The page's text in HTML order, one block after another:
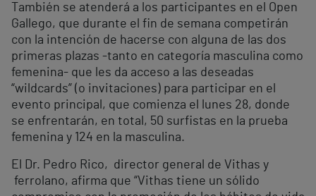
También se atenderá a los participantes en el Open
Gallego, que durante el fin de semana competirán
con la intención de hacerse con alguna de las dos
primeras plazas -tanto en categoría masculina como
femenina- que les da acceso a las deseadas
“wildcards” (o invitaciones) para participar en el
evento principal, que comienza el lunes 28, donde
se enfrentarán, en total, 50 surfistas en la prueba
femenina y 124 en la masculina.
El Dr. Pedro Rico, director general de Vithas y
ferrolano, afirma que “Vithas tiene un sólido